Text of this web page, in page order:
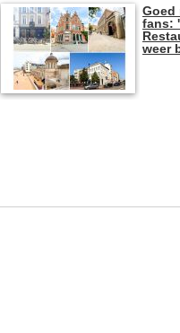
Goed
fans:
weer